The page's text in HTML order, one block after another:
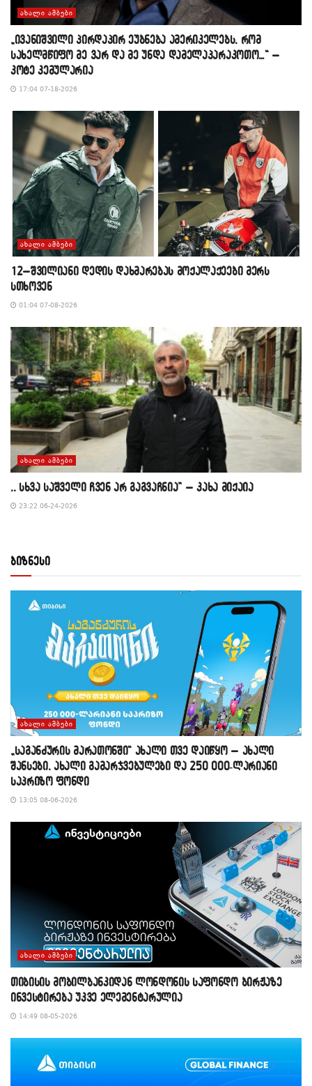
ᲐᲮᲐᲚᲘ ᲐᲛᲑᲔᲑᲘ
„ივანიშვილი პირდაპირ ეუბნება ამერიკელებს, რომ
სახელმწიფო მე ვარ და მე უნდა დამელაპარაკოთო…“ –
კოტე კემულარია
17:04 07-18-2026
ᲐᲮᲐᲚᲘ ᲐᲛᲑᲔᲑᲘ
12–შვილიანი დედის დახმარებას მოქალაქეები მერს
სთხოვენ
01:04 07-08-2026
ᲐᲮᲐᲚᲘ ᲐᲛᲑᲔᲑᲘ
,, სხვა საშველი ჩვენ არ გაგვაჩნია” – კახა მიქაია
23:22 06-24-2026
ბიზნესი
ᲐᲮᲐᲚᲘ ᲐᲛᲑᲔᲑᲘ
„საგანძურის მარათონში“ ახალი თვე დაიწყო – ახალი
შანსები, ახალი გამარჯვებულები და 250 000-ლარიანი
საპრიზო ფონდი
13:05 08-06-2026
ᲐᲮᲐᲚᲘ ᲐᲛᲑᲔᲑᲘ
თიბისის მობილბანკიდან ლონდონის საფონდო ბირჟაზე
ინვესტირება უკვე ელემენტარულია
14:49 08-05-2026